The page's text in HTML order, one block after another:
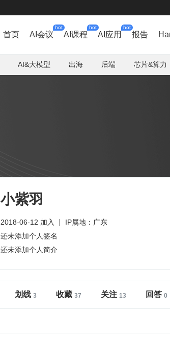
首页 AI会议
hot
AI课程
hot
AI应用
hot
报告
AI&大模型 出海 后端 芯片&算力
小紫羽
2018-06-12 加入
IP属地：广东
还未添加个人签名
还未添加个人简介
划线 收藏 关注 回答